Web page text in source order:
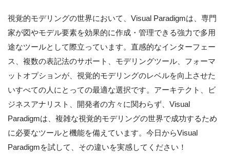
視覚的モデリングの世界において、Visual Paradigmは、専門
家が図やモデル要素を効果的に作成・管理できる強力で多用
途なツールとして際立っています。直感的なインターフェー
ス、複数の表記法のサポート、モデリングツール、フォーマ
ットオプションが、視覚的モデリングのレベルを向上させた
いすべての人にとっての最適な選択です。アーキテクト、ビ
ジネスアナリスト、開発者の方々に関わらず、Visual
Paradigmは、複雑な視覚的モデリングの世界で成功するため
に必要なツールと機能を備えています。今日からVisual
Paradigmを試して、その違いを実感してください！